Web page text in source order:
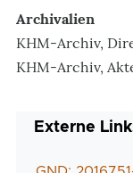
Archivalien
KHM-Archiv,
KHM-Archiv,
Externe